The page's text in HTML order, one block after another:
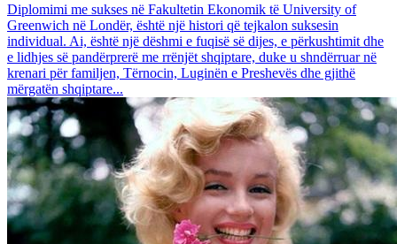
Diplomimi me sukses në Fakultetin Ekonomik të University of
Greenwich në Londër, është një histori që tejkalon suksesin
individual. Ai, është një dëshmi e fuqisë së dijes, e përkushtimit dhe
e lidhjes së pandërprerë me rrënjët shqiptare, duke u shndërruar në
krenari për familjen, Tërnocin, Luginën e Preshevës dhe gjithë
mërgatën shqiptare...